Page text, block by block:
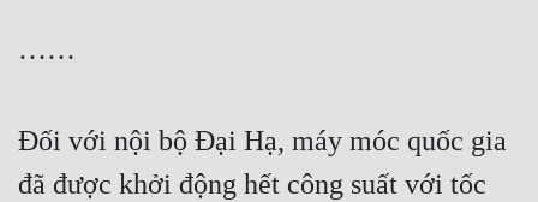
……
Đối với nội bộ Đại Hạ, máy móc quốc gia
đã được khởi động hết công suất với tốc